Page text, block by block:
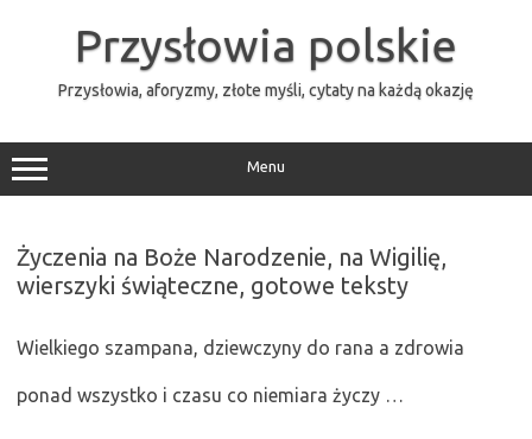
Przysłowia polskie
Przysłowia, aforyzmy, złote myśli, cytaty na każdą okazję
Menu
Życzenia na Boże Narodzenie, na Wigilię,
wierszyki świąteczne, gotowe teksty
Wielkiego szampana, dziewczyny do rana a zdrowia
ponad wszystko i czasu co niemiara życzy …